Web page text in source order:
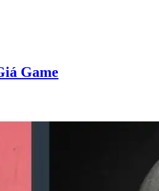
Game